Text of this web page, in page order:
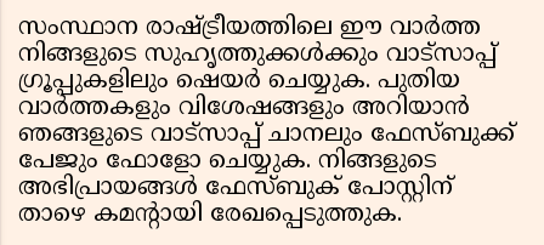
സംസ്ഥാന രാഷ്ട്രീയത്തിലെ ഈ വാർത്ത
നിങ്ങളുടെ സുഹൃത്തുക്കൾക്കും വാട്സാപ്പ്
ഗ്രൂപ്പുകളിലും ഷെയർ ചെയ്യുക. പുതിയ
വാർത്തകളും വിശേഷങ്ങളും അറിയാൻ
ഞങ്ങളുടെ വാട്സാപ്പ് ചാനലും ഫേസ്ബുക്ക്
പേജും ഫോളോ ചെയ്യുക. നിങ്ങളുടെ
അഭിപ്രായങ്ങൾ ഫേസ്ബുക് പോസ്റ്റിന്
താഴെ കമൻ്റായി രേഖപ്പെടുത്തുക.